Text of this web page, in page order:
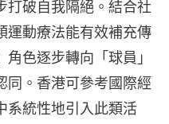
打破自我隔絕。結合社
運動療法能有效補充傳
色逐步轉向「球員」
同。香港可參考國際經
系統性地引入此類活